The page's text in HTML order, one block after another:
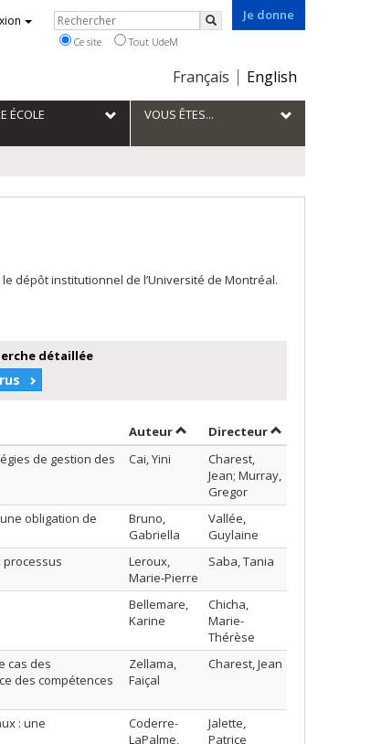
Je donne
Choix
la
langue
Français English
Rechercher
Rechercher
Ce site Tout UdeM
ÉCOLE VOUS ÊTES...
le dépôt institutionnel de l’Université de Montréal.
détaillée
AuteurTrier par auteur en ordre
Directeurpar
de gestion des
Cai, Yini
Charest,
Jean; Murray,
Gregor
obligation de
Bruno,
Gabriella
Vallée,
Guylaine
Leroux,
Marie-Pierre
Saba, Tania
Bellemare,
Karine
Chicha,
Marie-
Thérèse
cas des
des compétences
Zellama,
Faiçal
Charest, Jean
: une
Coderre-
LaPalme,
Jalette,
Patrice